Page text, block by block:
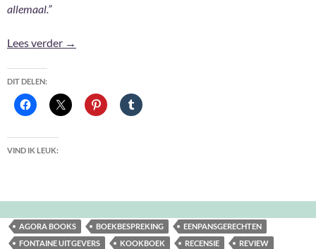
allemaal.”
Lees verder Simpel! – Stéphane Reynaud
→
DIT DELEN:
VIND IK LEUK:
AGORA BOOKS BOEKBESPREKING
EENPANSGERECHTEN
FONTAINE UITGEVERS
KOOKBOEK RECENSIE
REVIEW